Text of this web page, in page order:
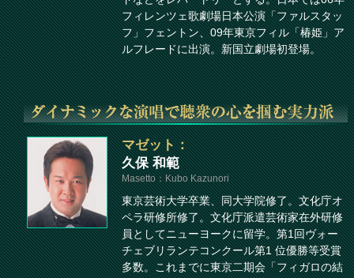
フィレンツェ歌劇場日本公演「ファルスタッ
フ」フェントン、09年東京フィル「椿姫」ア
ルフレードに出演。新国立劇場初登場。
マゼット：
久保 和範
Masetto：Kubo Kazunori
東京芸術大学卒業、同大学院修了。文化庁オ
ペラ研修所修了。文化庁派遣芸術家在外研修
員としてニューヨークに留学。第1回ヴォー
チェブリランテコンクール第1 位優勝等受賞
多数。これまでに東京二期会「フィガロの結